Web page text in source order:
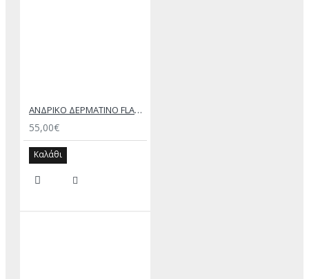
ΑΝΔΡΙΚΟ ΔΕΡΜΑΤΙΝΟ FLAT ΣΑΝΔΑΛΙ ΜΑΥΡΟ ΔΟΥΚΑΣ
55,00€
Καλάθι